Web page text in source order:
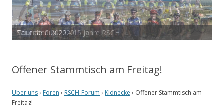
Sauerland 2022 - 15 Jahre RSCH
Tour de Cux 2020
Offener Stammtisch am Freitag!
Über uns› Foren › RSCH-Forum › Klönecke › Offener Stammtisch am
Freitag!